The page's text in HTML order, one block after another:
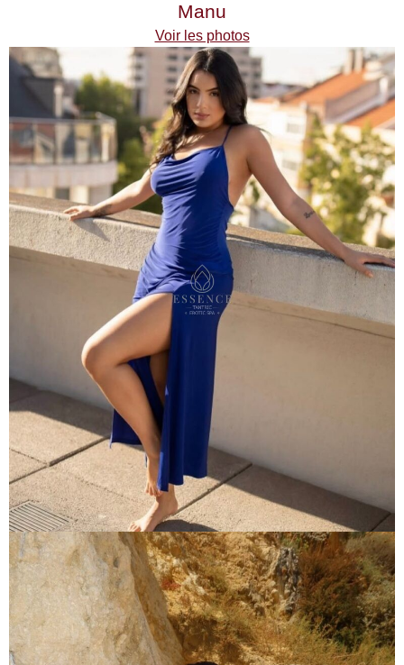
Manu
Voir les photos